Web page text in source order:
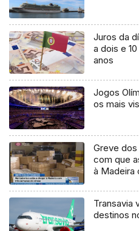
Juros da
a dois e
anos
Jogos
os mais
Greve
com que
à Madeira
Transavia
destinos